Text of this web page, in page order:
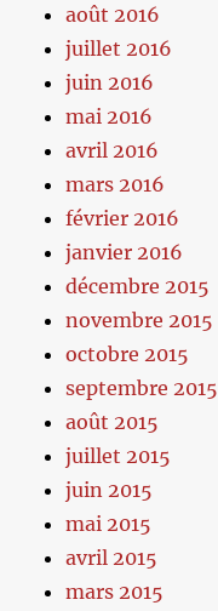
août 2016
juillet 2016
juin 2016
mai 2016
avril 2016
mars 2016
février 2016
janvier 2016
décembre 2015
novembre 2015
octobre 2015
septembre 2015
août 2015
juillet 2015
juin 2015
mai 2015
avril 2015
mars 2015